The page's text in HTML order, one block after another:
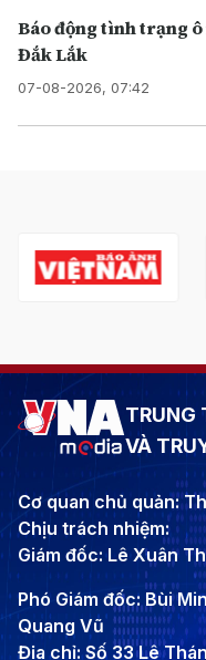
Báo động tình trạng
Đắk Lắk
07-08-2026, 07:42
TRUNG
VÀ
Cơ quan chủ quản:
Chịu trách nhiệm:
Giám đốc: Lê Xuân
Phó Giám đốc: Bùi
Quang Vũ
Địa chỉ: Số 33 Lê